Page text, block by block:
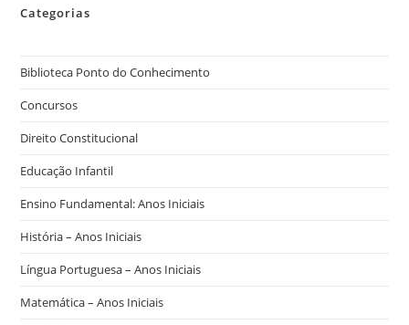
Categorias
Biblioteca Ponto do Conhecimento
Concursos
Direito Constitucional
Educação Infantil
Ensino Fundamental: Anos Iniciais
História – Anos Iniciais
Língua Portuguesa – Anos Iniciais
Matemática – Anos Iniciais